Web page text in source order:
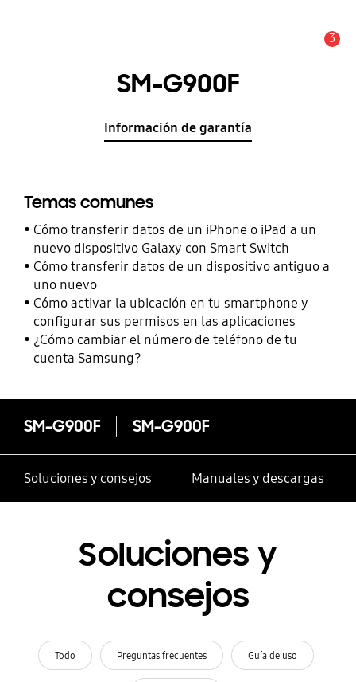
3
SM-G900F
Información de garantía
Temas comunes
Cómo transferir datos de un iPhone o iPad a un
nuevo dispositivo Galaxy con Smart Switch
Cómo transferir datos de un dispositivo antiguo a
uno nuevo
Cómo activar la ubicación en tu smartphone y
configurar sus permisos en las aplicaciones
¿Cómo cambiar el número de teléfono de tu
cuenta Samsung?
SM-G900F SM-G900F
Soluciones y consejos Manuales y descargas
Soluciones y
consejos
Todo Preguntas frecuentes Guía de uso